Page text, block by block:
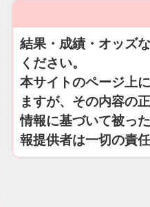
結果・成績・オッズ
ください。
本サイトのページ上
ますが、その内容の
情報に基づいて被っ
報提供者は一切の責